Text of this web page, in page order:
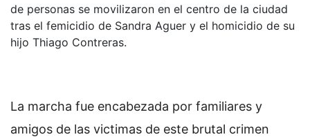
de personas se movilizaron en el centro de la ciudad
tras el femicidio de Sandra Aguer y el homicidio de su
hijo Thiago Contreras.
La marcha fue encabezada por familiares y
amigos de las victimas de este brutal crimen